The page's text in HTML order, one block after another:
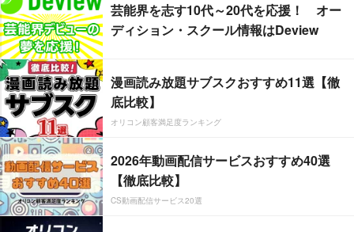
芸能界を志す10代～20代を応援！ オー
ディション・スクール情報はDeview
漫画読み放題サブスクおすすめ11選【徹
底比較】
オリコン顧客満足度ランキング
2026年動画配信サービスおすすめ40選
【徹底比較】
CS動画配信サービス20選